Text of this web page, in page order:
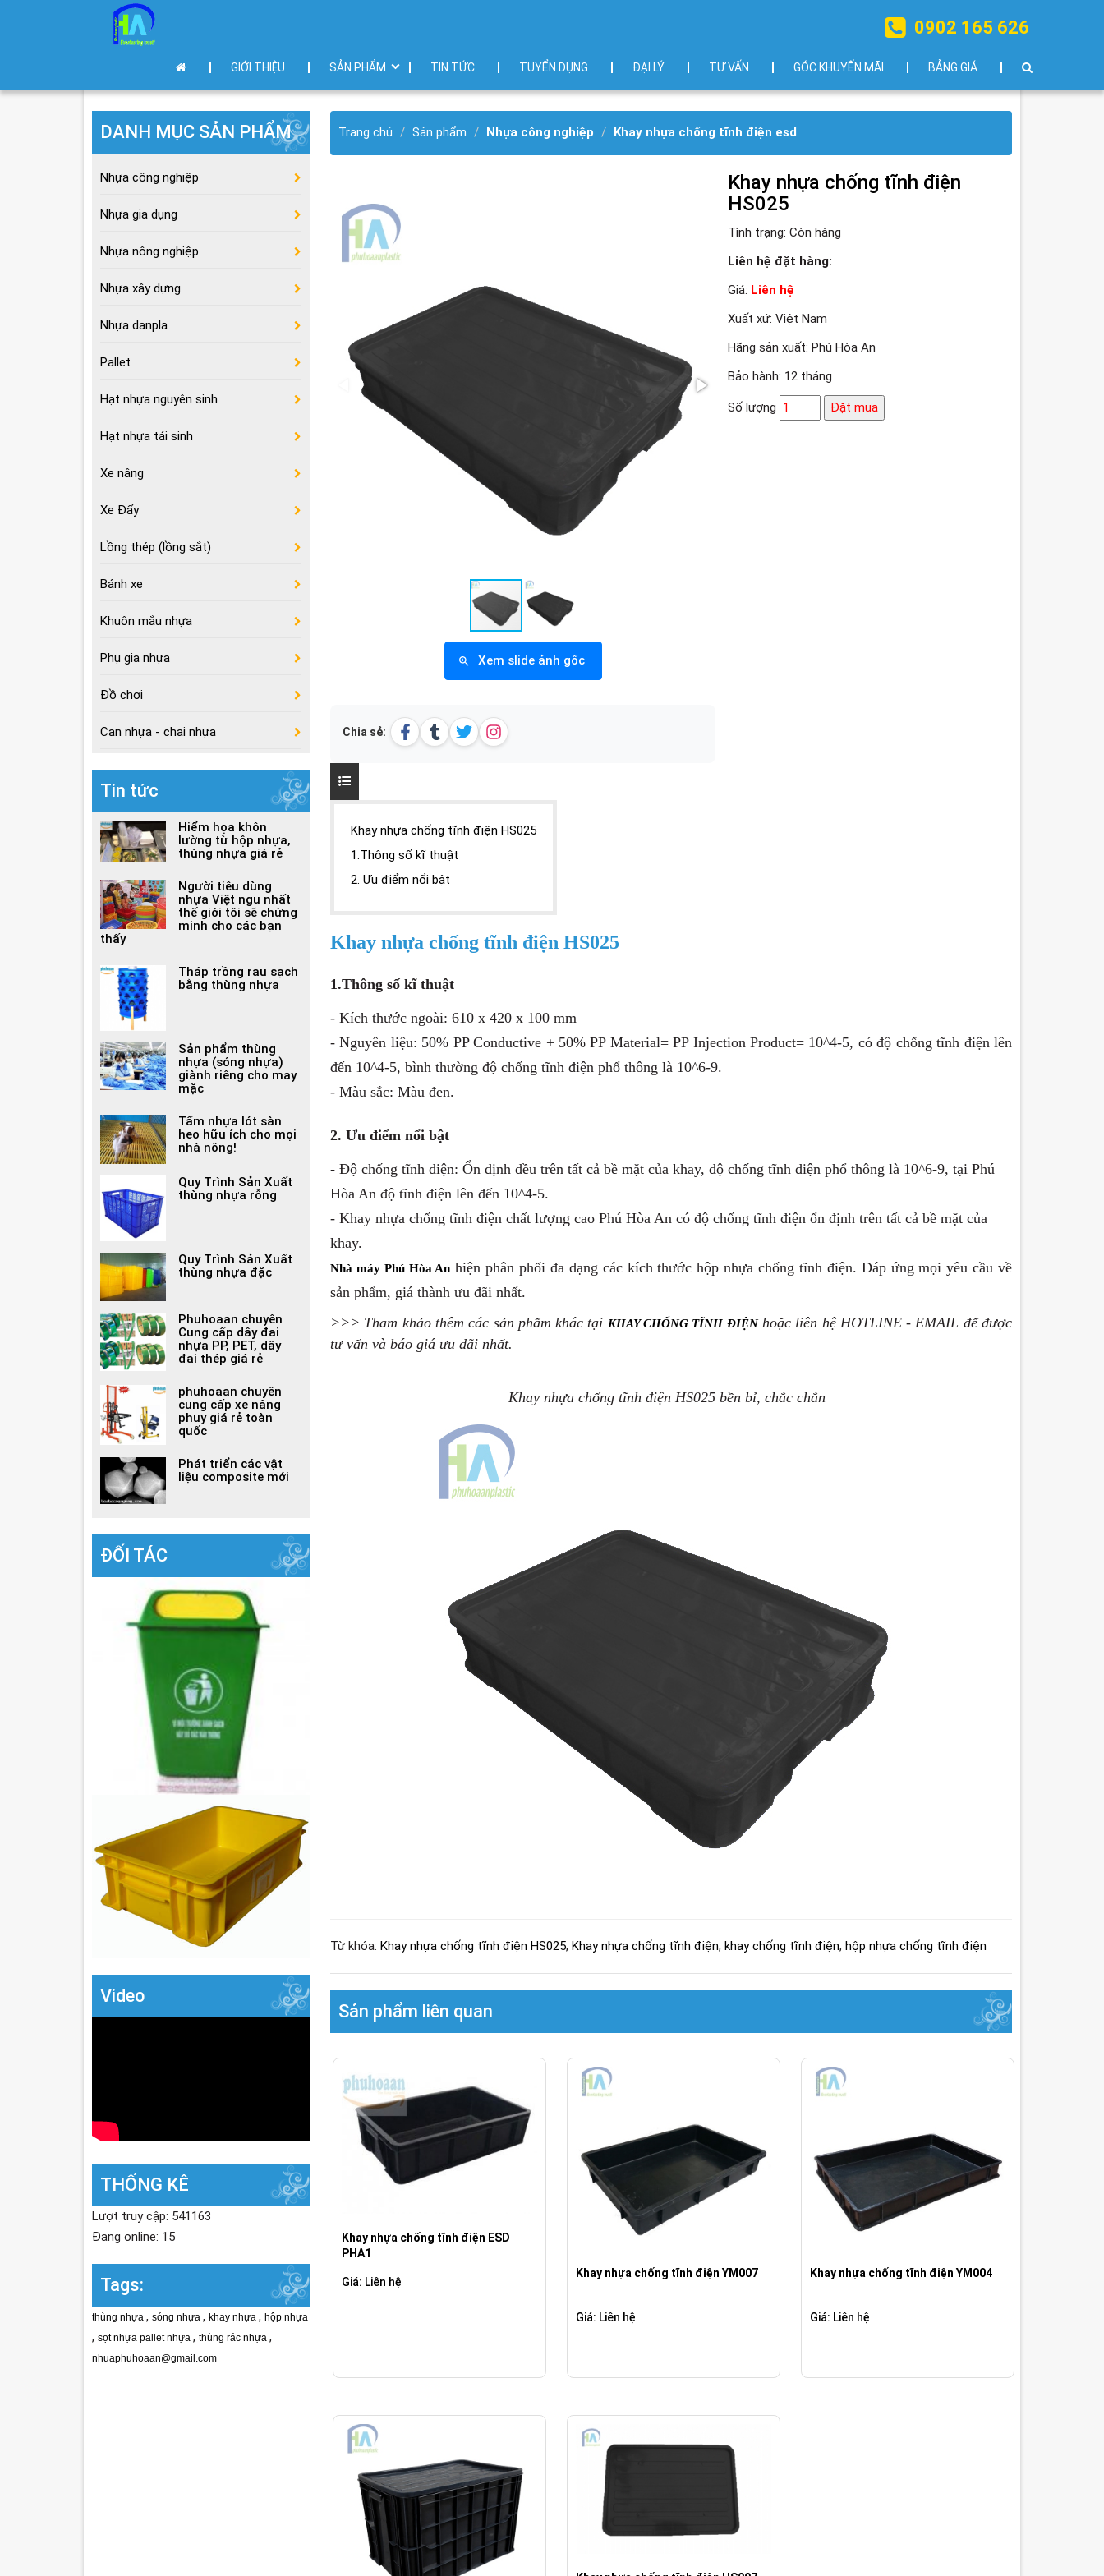
GIỚI THIỆU SẢN PHẨM TIN TỨC TUYỂN DỤNG ĐẠI LÝ TƯ VẤN GÓC KHUYẾN MÃI BẢNG GIÁ
0902 165 626
Trang chủ Sản phẩm Nhựa công nghiệp Khay nhựa chống tĩnh điện esd
Xem slide ảnh gốc
Chia sẻ:
Khay nhựa chống tĩnh điện
HS025
Tình trạng: Còn hàng
Liên hệ đặt hàng:
Giá: Liên hệ
Xuất xứ: Việt Nam
Hãng sản xuất: Phú Hòa An
Bảo hành: 12 tháng
Số lượng Đặt mua
Khay nhựa chống tĩnh điện HS025
1.Thông số kĩ thuật
2. Ưu điểm nổi bật
Khay nhựa chống tĩnh điện HS025
1.Thông số kĩ thuật
- Kích thước ngoài: 610 x 420 x 100 mm
- Nguyên liệu: 50% PP Conductive + 50% PP Material= PP Injection Product= 10^4-5, có độ chống tĩnh điện lên
đến 10^4-5, bình thường độ chống tĩnh điện phổ thông là 10^6-9.
- Màu sắc: Màu đen.
2. Ưu điểm nổi bật
- Độ chống tĩnh điện: Ổn định đều trên tất cả bề mặt của khay, độ chống tĩnh điện phổ thông là 10^6-9, tại Phú
Hòa An độ tĩnh điện lên đến 10^4-5.
- Khay nhựa chống tĩnh điện chất lượng cao Phú Hòa An có độ chống tĩnh điện ổn định trên tất cả bề mặt của
khay.
Nhà máy Phú Hòa An hiện phân phối đa dạng các kích thước hộp nhựa chống tĩnh điện. Đáp ứng mọi yêu cầu về
sản phẩm, giá thành ưu đãi nhất.
>>> Tham khảo thêm các sản phẩm khác tại KHAY CHỐNG TĨNH ĐIỆNhoặc liên hệ HOTLINE - EMAIL để được
tư vấn và báo giá ưu đãi nhất.
Khay nhựa chống tĩnh điện HS025 bền bỉ, chắc chắn
Từ khóa: Khay nhựa chống tĩnh điện HS025, Khay nhựa chống tĩnh điện, khay chống tĩnh điện, hộp nhựa chống tĩnh điện
Sản phẩm liên quan
Khay nhựa chống tĩnh điện ESD
PHA1
Giá: Liên hệ
Khay nhựa chống tĩnh điện YM007
Giá: Liên hệ
Khay nhựa chống tĩnh điện YM004
Giá: Liên hệ
DANH MỤC SẢN PHẨM
Nhựa công nghiệp
Nhựa gia dụng
Nhựa nông nghiệp
Nhựa xây dựng
Nhựa danpla
Pallet
Hạt nhựa nguyên sinh
Hạt nhựa tái sinh
Xe nâng
Xe Đẩy
Lồng thép (lồng sắt)
Bánh xe
Khuôn mắu nhựa
Phụ gia nhựa
Đồ chơi
Can nhựa - chai nhựa
Tin tức
Hiểm họa khôn
lường từ hộp nhựa,
thùng nhựa giá rẻ
Người tiêu dùng
nhựa Việt ngu nhất
thế giới tôi sẽ chứng
minh cho các bạn
thấy
Tháp trồng rau sạch
bằng thùng nhựa
Sản phẩm thùng
nhựa (sóng nhựa)
giành riêng cho may
mặc
Tấm nhựa lót sàn
heo hữu ích cho mọi
nhà nông!
Quy Trình Sản Xuất
thùng nhựa rỗng
Quy Trình Sản Xuất
thùng nhựa đặc
Phuhoaan chuyên
Cung cấp dây đai
nhựa PP, PET, dây
đai thép giá rẻ
phuhoaan chuyên
cung cấp xe nâng
phuy giá rẻ toàn
quốc
Phát triển các vật
liệu composite mới
ĐỐI TÁC
Video
THỐNG KÊ
Lượt truy cập: 541163
Đang online: 15
Tags:
thùng nhựa , sóng nhựa , khay nhựa , hộp nhựa
, sọt nhựa pallet nhựa , thùng rác nhựa ,
nhuaphuhoaan@gmail.com